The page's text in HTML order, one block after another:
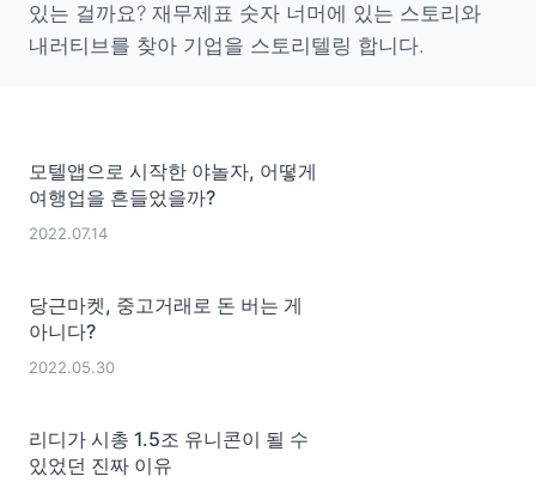
있는 걸까요? 재무제표 숫자 너머에 있는 스토리와
내러티브를 찾아 기업을 스토리텔링 합니다.
모텔앱으로 시작한 야놀자, 어떻게
여행업을 흔들었을까?
2022.07.14
당근마켓, 중고거래로 돈 버는 게
아니다?
2022.05.30
리디가 시총 1.5조 유니콘이 될 수
있었던 진짜 이유